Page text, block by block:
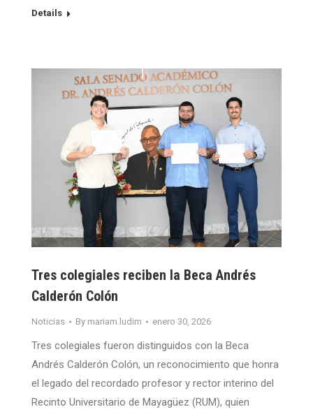
Details
Tres colegiales reciben la Beca Andrés
Calderón Colón
Noticias By mariam.ludim enero 30, 2026
Tres colegiales fueron distinguidos con la Beca
Andrés Calderón Colón, un reconocimiento que honra
el legado del recordado profesor y rector interino del
Recinto Universitario de Mayagüez (RUM), quien